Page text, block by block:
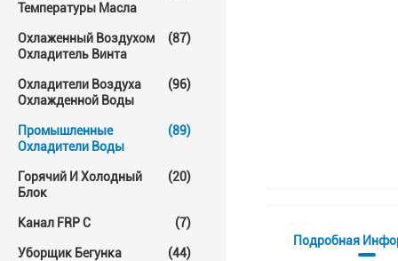
Температуры Масла
Охлаженный Воздухом
Охладитель Винта
(87)
Охладители Воздуха
Охлажденной Воды
(96)
Промышленные
Охладители Воды
(89)
Горячий И Холодный
Блок
(20)
Канал FRP C (7)
Уборщик Бегунка
(44)
Подробная